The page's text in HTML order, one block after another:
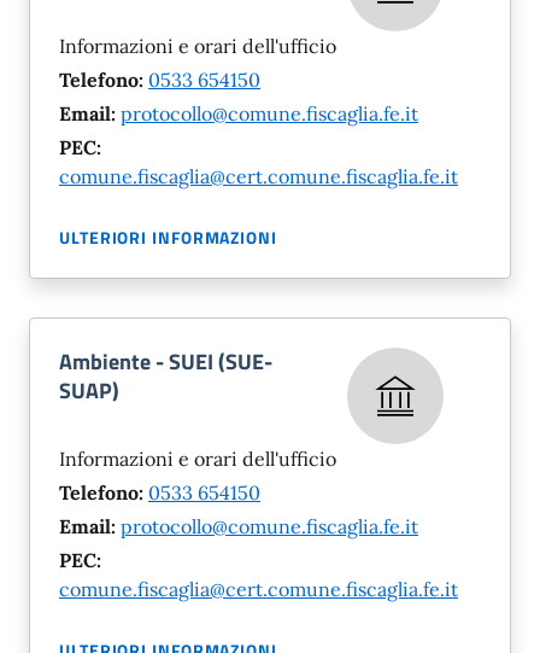
Informazioni e orari dell'ufficio
Telefono: 0533 654150
Email: protocollo@comune.fiscaglia.fe.it
PEC:
comune.fiscaglia@cert.comune.fiscaglia.fe.it
ULTERIORI INFORMAZIONI
Ambiente - SUEI (SUE-
SUAP)
Informazioni e orari dell'ufficio
Telefono: 0533 654150
Email: protocollo@comune.fiscaglia.fe.it
PEC:
comune.fiscaglia@cert.comune.fiscaglia.fe.it